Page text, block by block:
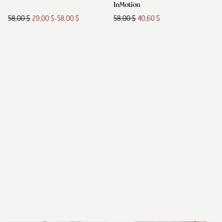
58,00 $ 29,00 $-58,00 $
InMotion
58,00 $ 40,60 $